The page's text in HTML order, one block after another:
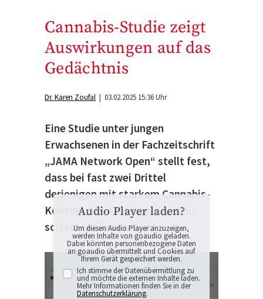
Cannabis-Studie zeigt
Auswirkungen auf das
Gedächtnis
Dr. Karen Zoufal | 03.02.2025 15:36 Uhr
Eine Studie unter jungen
Erwachsenen in der Fachzeitschrift
„JAMA Network Open“ stellt fest,
dass bei fast zwei Drittel
derjenigen mit starkem Cannabis-
Konsum das Arbeitsgedächtnis
schlechter funktioniert.
Audio Player laden?
Um diesen Audio Player anzuzeigen,
werden Inhalte von goaudio geladen.
Dabei könnten personenbezogene Daten
an goaudio übermittelt und Cookies auf
Ihrem Gerät gespeichert werden.
Ich stimme der Datenübermittlung zu
und möchte die externen Inhalte laden.
Mehr Informationen finden Sie in der
Datenschutzerklärung.